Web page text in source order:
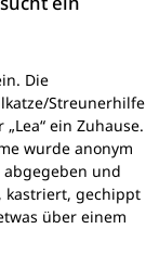
Die
Streunerhilfe
ein Zuhause.
wurde anonym
und
kastriert, gechippt
über einem